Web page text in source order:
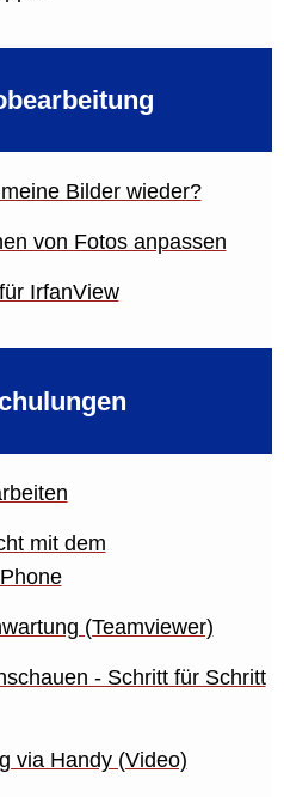
Bilder wieder?
von Fotos anpassen
IrfanView
mit dem
(Teamviewer)
- Schritt für Schritt
via Handy (Video)